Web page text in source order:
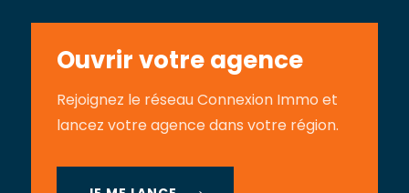
Ouvrir votre agence
Rejoignez le réseau Connexion Immo et
lancez votre agence dans votre région.